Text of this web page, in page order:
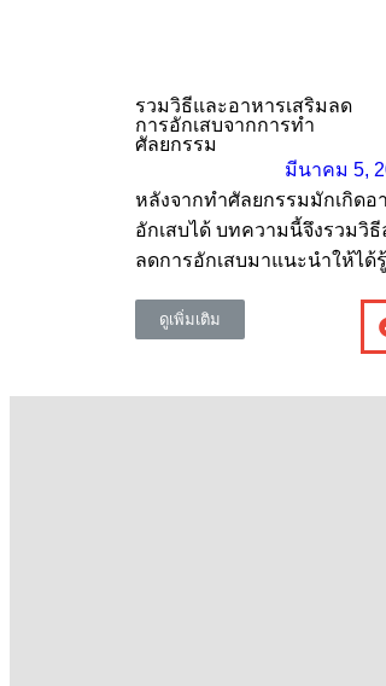
รวมวิธีและอาหารเสริมลด
การอักเสบจากการทำ
ศัลยกรรม
มีนาคม 5,
หลังจากทำศัลยกรรมมักเกิดอ
อักเสบได้ บทความนี้จึงรวมวิ
ลดการอักเสบมาแนะนำให้ได้
ดูเพิ่มเติม